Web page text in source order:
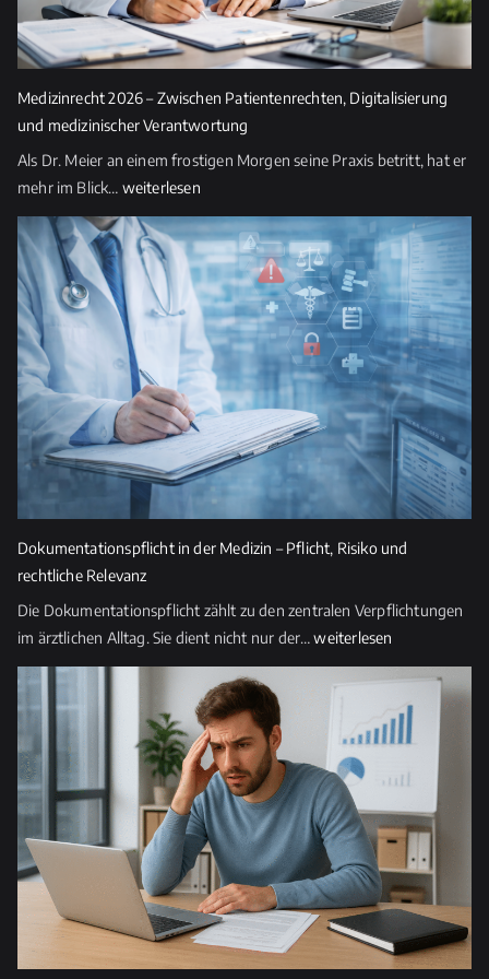
s
e
F
e
l
d
l
e
e
r.
Medizinrecht 2026 – Zwischen Patientenrechten, Digitalisierung
und medizinischer Verantwortung
Als Dr. Meier an einem frostigen Morgen seine Praxis betritt, hat er
mehr im Blick… Medizinrecht
2026
–
Zwischen
Patientenrechten,
Digitalisierung
und
medizinischer
Verantwortung
weiterlesen
Dokumentationspflicht in der Medizin – Pflicht, Risiko und
rechtliche Relevanz
Die Dokumentationspflicht zählt zu den zentralen Verpflichtungen
im ärztlichen Alltag. Sie dient nicht nur der…Dokumentationspflicht
in
der
Pflicht,
Risiko
und
rechtliche
Relevanz
weiterlesen